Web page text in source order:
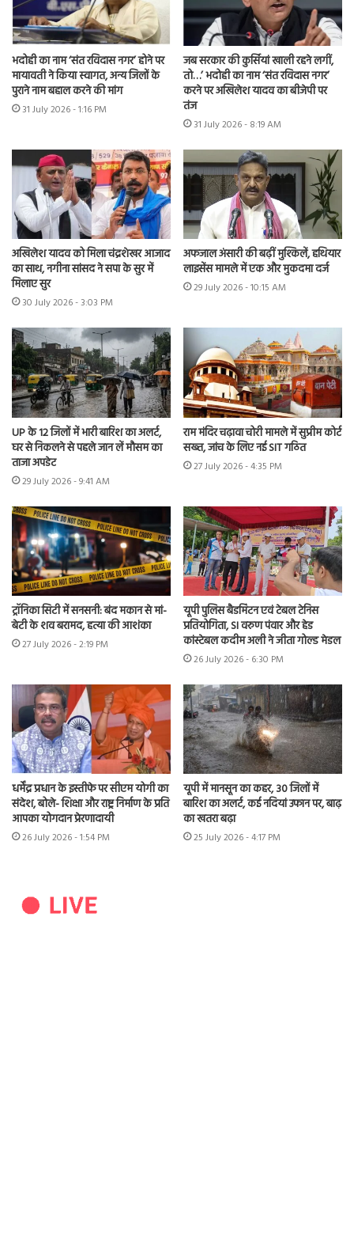
भदोही का नाम ‘संत रविदास नगर’ होने पर
मायावती ने किया स्वागत, अन्य जिलों के
पुराने नाम बहाल करने की मांग
31 July 2026 - 1:16 PM
जब सरकार की कुर्सियां खाली रहने लगीं,
तो…’ भदोही का नाम ‘संत रविदास नगर’
करने पर अखिलेश यादव का बीजेपी पर
तंज
31 July 2026 - 8:19 AM
अखिलेश यादव को मिला चंद्रशेखर आजाद
का साथ, नगीना सांसद ने सपा के सुर में
मिलाए सुर
30 July 2026 - 3:03 PM
अफजाल अंसारी की बढ़ीं मुश्किलें, हथियार
लाइसेंस मामले में एक और मुकदमा दर्ज
29 July 2026 - 10:15 AM
UP के 12 जिलों में भारी बारिश का अलर्ट,
घर से निकलने से पहले जान लें मौसम का
ताजा अपडेट
29 July 2026 - 9:41 AM
राम मंदिर चढ़ावा चोरी मामले में सुप्रीम कोर्ट
सख्त, जांच के लिए नई SIT गठित
27 July 2026 - 4:35 PM
ट्रॉनिका सिटी में सनसनी: बंद मकान से मां-
बेटी के शव बरामद, हत्या की आशंका
27 July 2026 - 2:19 PM
यूपी पुलिस बैडमिंटन एवं टेबल टेनिस
प्रतियोगिता, SI वरुण पंवार और हेड
कांस्टेबल कदीम अली ने जीता गोल्ड मेडल
26 July 2026 - 6:30 PM
धर्मेंद्र प्रधान के इस्तीफे पर सीएम योगी का
संदेश, बोले- शिक्षा और राष्ट्र निर्माण के प्रति
आपका योगदान प्रेरणादायी
26 July 2026 - 1:54 PM
यूपी में मानसून का कहर, 30 जिलों में
बारिश का अलर्ट, कई नदियां उफान पर, बाढ़
का खतरा बढ़ा
25 July 2026 - 4:17 PM